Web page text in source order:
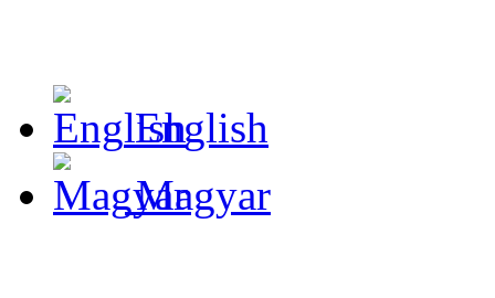
English
Magyar